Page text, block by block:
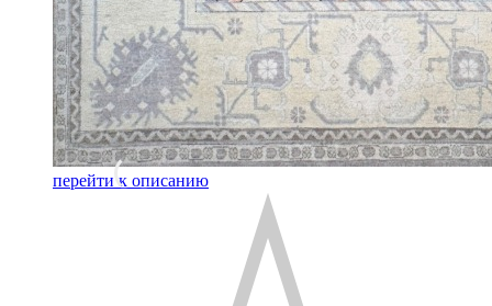
перейти к описанию